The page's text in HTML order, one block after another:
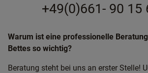
+49(0)661- 90 15
Warum ist eine professionelle
Bettes so wichtig?
Beratung steht bei uns an erster Stelle!